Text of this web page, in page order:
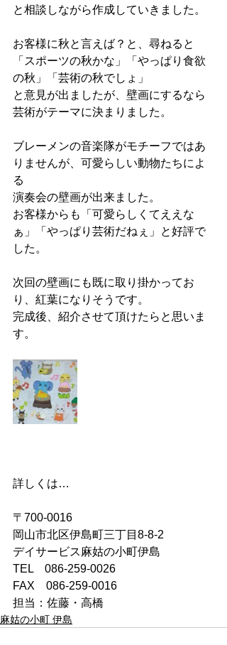
と相談しながら作成していきました。
お客様に秋と言えば？と、尋ねると
「スポーツの秋かな」「やっぱり食欲
の秋」「芸術の秋でしょ」
と意見が出ましたが、壁画にするなら
芸術がテーマに決まりました。
ブレーメンの音楽隊がモチーフではあ
りませんが、可愛らしい動物たちによ
る
演奏会の壁画が出来ました。
お客様からも「可愛らしくてええな
ぁ」「やっぱり芸術だねぇ」と好評で
した。
次回の壁画にも既に取り掛かってお
り、紅葉になりそうです。
完成後、紹介させて頂けたらと思いま
す。
詳しくは…
〒700-0016
岡山市北区伊島町三丁目8-8-2
デイサービス麻姑の小町伊島
TEL　086-259-0026
FAX　086-259-0016
担当：佐藤・高橋
麻姑の小町 伊島